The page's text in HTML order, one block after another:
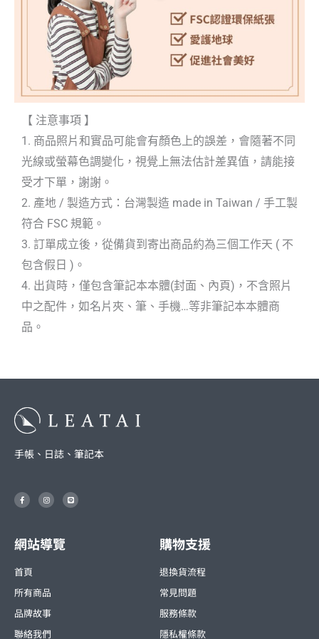
【 注意事項 】
1. 商品照片和實品可能會有顏色上的誤差，會隨著不同
光線或螢幕色調變化，視覺上無法估計差異值，請能接
受才下單，謝謝。
2. 產地 / 製造方式：台灣製造 made in Taiwan / 手工製
符合 FSC 規範。
3. 訂單成立後，從備貨到寄出商品約為三個工作天 ( 不
包含假日 )。
4. 出貨時，僅包含筆記本本體(封面、內頁)，不含照片
中之配件，如名片夾、筆、手機…等非筆記本本體商
品。
手帳、日誌、筆記本
F
a
c
o
k
-
I
n
s
r
a
m
L
i
n
網站導覽
首頁
所有商品
品牌故事
聯絡我們
購物支援
退換貨流程
常見問題
服務條款
隱私權條款